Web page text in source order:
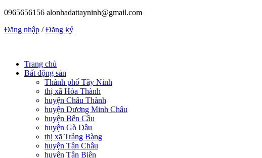
0965656156 alonhadattayninh@gmail.com
Đăng nhập /Đăng ký
Trang chủ
Bất động sản
Thành phố Tây Ninh
thị xã Hòa Thành
huyện Châu Thành
huyện Dương Minh Châu
huyện Bến Cầu
huyện Gò Dầu
thị xã Trảng Bàng
huyện Tân Châu
huyện Tân Biên